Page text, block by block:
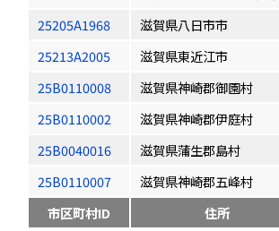
25205A1968
滋賀県八日市市
25213A2005
滋賀県東近江市
25B0110008
滋賀県神崎郡御園村
25B0110002
滋賀県神崎郡伊庭村
25B0040016
滋賀県蒲生郡島村
25B0110007
滋賀県神崎郡五峰村
市区町村ID
住所